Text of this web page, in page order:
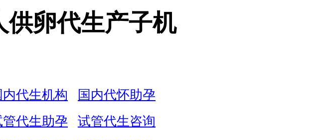
供卵代生产子机
内代生机构
国内代怀助孕
管代生助孕
试管代生咨询